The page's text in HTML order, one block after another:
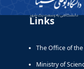
Links
The Office of
Ministry of